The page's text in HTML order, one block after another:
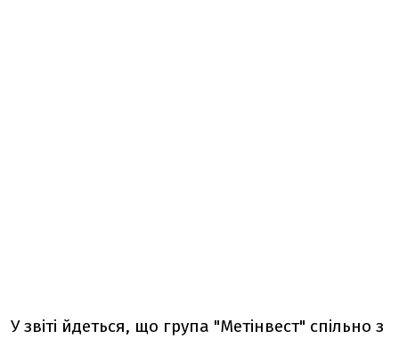
У звіті йдеться, що група "Метінвест" спільно з